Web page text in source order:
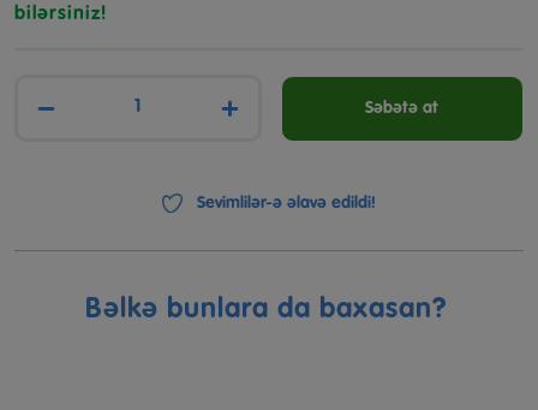
bilərsiniz!
− + Səbətə at
Sevimlilər-ə əlavə edildi!
Bəlkə bunlara da baxasan?